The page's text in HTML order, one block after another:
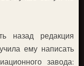
назад редакция
ему написать
завода: